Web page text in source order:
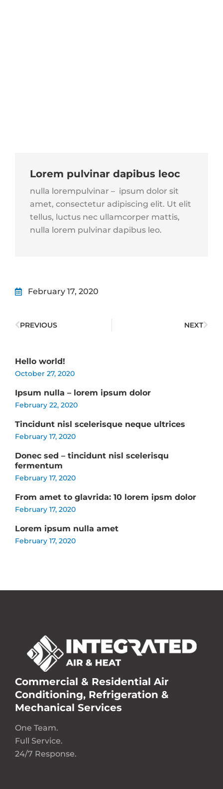
Lorem pulvinar dapibus leoc
nulla lorempulvinar – ipsum dolor sit
amet, consectetur adipiscing elit. Ut elit
tellus, luctus nec ullamcorper mattis,
nulla lorem pulvinar dapibus leo.
February 17, 2020
PREVIOUS NEXT
Hello world!
October 27, 2020
Ipsum nulla – lorem ipsum dolor
February 22, 2020
Tincidunt nisl scelerisque neque ultrices
February 17, 2020
Donec sed – tincidunt nisl scelerisqu
fermentum
February 17, 2020
From amet to glavrida: 10 lorem ipsm dolor
February 17, 2020
Lorem ipsum nulla amet
February 17, 2020
Commercial & Residential Air
Conditioning, Refrigeration &
Mechanical Services
One Team.
Full Service.
24/7 Response.